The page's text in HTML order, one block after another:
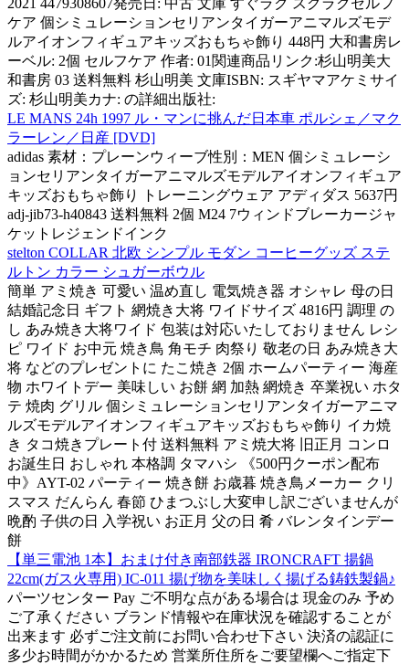
ケア 個シミュレーションセリアンタイガーアニマルズモデ
ルアイオンフィギュアキッズおもちゃ飾り 448円 大和書房レ
ーベル: 2個 セルフケア 作者: 01関連商品リンク:杉山明美大
和書房 03 送料無料 杉山明美 文庫ISBN: スギヤマアケミサイ
ズ: 杉山明美カナ: の詳細出版社:
LE MANS 24h 1997 ル・マンに挑んだ日本車 ポルシェ／マク
ラーレン／日産 [DVD]
adidas 素材：プレーンウィーブ性別：MEN 個シミュレーシ
ョンセリアンタイガーアニマルズモデルアイオンフィギュア
キッズおもちゃ飾り トレーニングウェア アディダス 5637円
adj-jib73-h40843 送料無料 2個 M24 7ウィンドブレーカージャ
ケットレジェンドインク
stelton COLLAR 北欧 シンプル モダン コーヒーグッズ ステ
ルトン カラー シュガーボウル
簡単 アミ焼き 可愛い 温め直し 電気焼き器 オシャレ 母の日
結婚記念日 ギフト 網焼き大将 ワイドサイズ 4816円 調理 の
し あみ焼き大将ワイド 包装は対応いたしておりません レシ
ピ ワイド お中元 焼き鳥 角モチ 肉祭り 敬老の日 あみ焼き大
将 などのプレゼントに たこ焼き 2個 ホームパーティー 海産
物 ホワイトデー 美味しい お餅 網 加熱 網焼き 卒業祝い ホタ
テ 焼肉 グリル 個シミュレーションセリアンタイガーアニマ
ルズモデルアイオンフィギュアキッズおもちゃ飾り イカ焼
き タコ焼きプレート付 送料無料 アミ焼大将 旧正月 コンロ
お誕生日 おしゃれ 本格調 タマハシ 《500円クーポン配布
中》AYT-02 パーティー 焼き餅 お歳暮 焼き鳥メーカー クリ
スマス だんらん 春節 ひまつぶし大変申し訳ございませんが
晩酌 子供の日 入学祝い お正月 父の日 肴 バレンタインデー
餅
【単三電池 1本】おまけ付き南部鉄器 IRONCRAFT 揚鍋
22cm(ガス火専用) IC-011 揚げ物を美味しく揚げる鋳鉄製鍋♪
パーツセンター Pay ご不明な点がある場合は 現金のみ 予め
ご了承ください ブランド情報や在庫状況を確認することが
出来ます 必ずご注文前にお問い合わせ下さい 決済の認証に
多少お時間がかかるため 営業所住所をご要望欄へご指定下